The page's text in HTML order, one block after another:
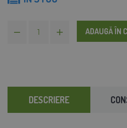
ADAUGĂ ÎN
DESCRIERE